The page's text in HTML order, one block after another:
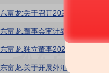
东富龙:关于召开2025年年度股东
东富龙:董事会审计委员会对会计
东富龙:独立董事2025年度述职报
东富龙:关于开展外汇套期保值业